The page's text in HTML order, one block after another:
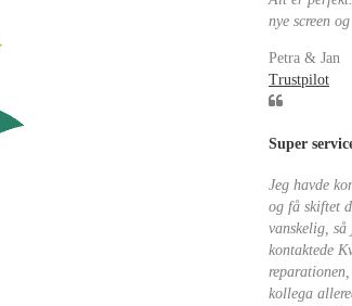
nye screen
Petra & Jan
Trustpilot
Super
Jeg havde
og få skiftet
vanskelig, så
kontaktede
kollega